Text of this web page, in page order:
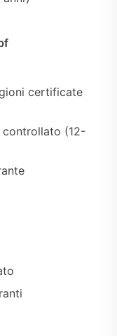
certificate
(12-